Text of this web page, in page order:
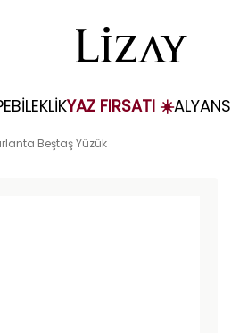
BİLEKLİKYAZ FIRSATI ☀️ALYANS
Beştaş Yüzük